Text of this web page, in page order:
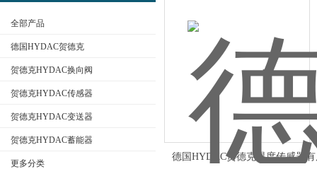
全部产品
德国HYDAC贺德克
贺德克HYDAC换向阀
贺德克HYDAC传感器
贺德克HYDAC变送器
贺德克HYDAC蓄能器
更多分类
德国HYDAC贺德克温度传感器